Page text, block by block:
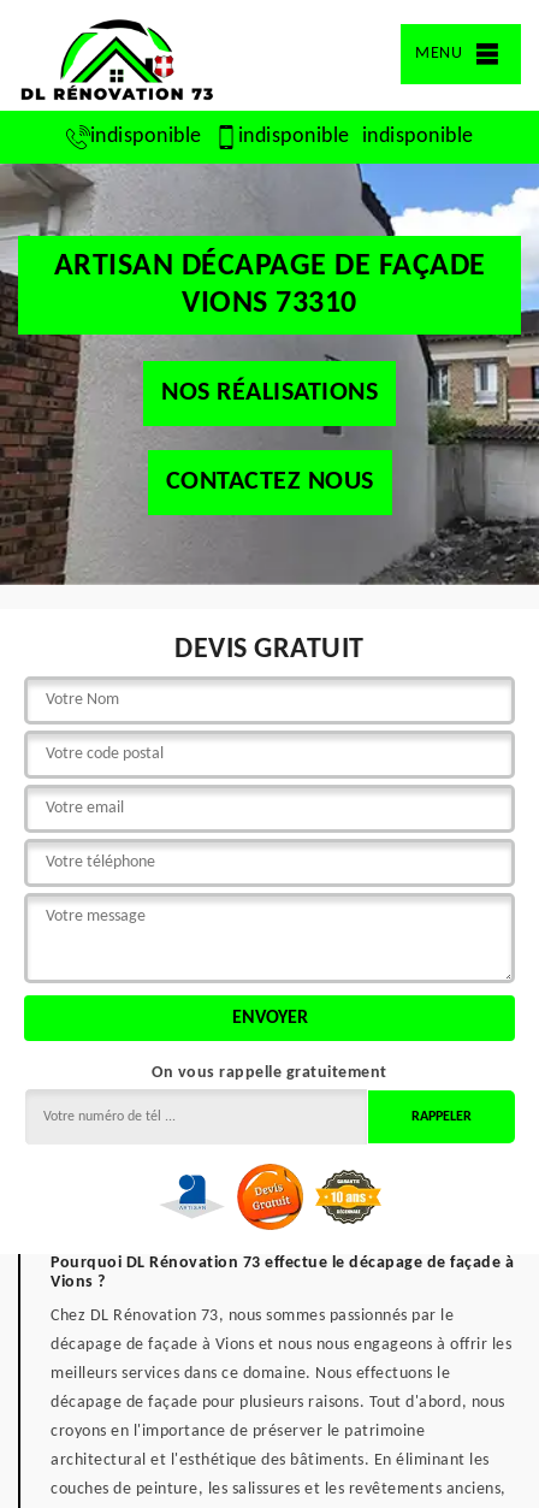
MENU
indisponible indisponible indisponible
ARTISAN DÉCAPAGE DE FAÇADE
VIONS 73310
NOS RÉALISATIONS
CONTACTEZ NOUS
DEVIS GRATUIT
On vous rappelle gratuitement
Pourquoi DL Rénovation 73 effectue le décapage de façade à
Vions ?
Chez DL Rénovation 73, nous sommes passionnés par le
décapage de façade à Vions et nous nous engageons à offrir les
meilleurs services dans ce domaine. Nous effectuons le
décapage de façade pour plusieurs raisons. Tout d'abord, nous
croyons en l'importance de préserver le patrimoine
architectural et l'esthétique des bâtiments. En éliminant les
couches de peinture, les salissures et les revêtements anciens,